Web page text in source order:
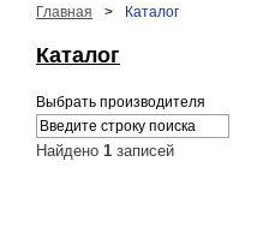
Главная > Каталог
Каталог
Выбрать производителя
Найдено 1 записей